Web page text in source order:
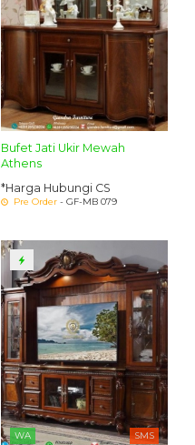
Bufet Jati Ukir Mewah
Athens
*Harga Hubungi CS
Pre Order - GF-MB 079
WA SMS